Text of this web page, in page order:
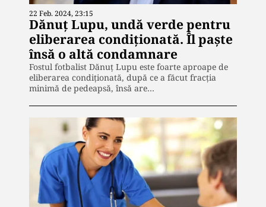
22 Feb. 2024, 23:15
Dănuț Lupu, undă verde pentru
eliberarea condiționată. Îl paște
însă o altă condamnare
Fostul fotbalist Dănuț Lupu este foarte aproape de
eliberarea condiționată, după ce a făcut fracția
minimă de pedeapsă, însă are…